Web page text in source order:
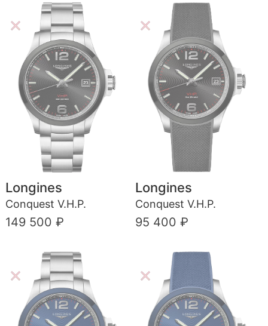
Longines
Conquest V.H.P.
149 500 ₽
Longines
Conquest V.H.P.
95 400 ₽